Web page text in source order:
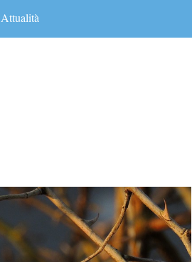
Attualità